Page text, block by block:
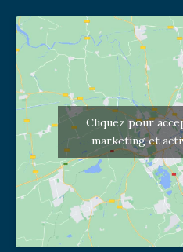
Cliquez pour
marketing et